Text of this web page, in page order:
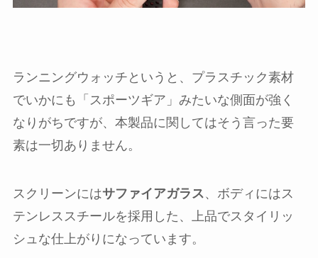
ランニングウォッチというと、プラスチック素材
でいかにも「スポーツギア」みたいな側面が強く
なりがちですが、本製品に関してはそう言った要
素は一切ありません。
スクリーンにはサファイアガラス 、ボディにはス
テンレススチールを採用した、上品でスタイリッ
シュな仕上がりになっています。